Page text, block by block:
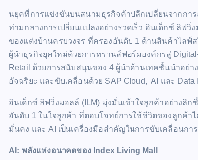
นยุคที่การแข่งขันบนสนามธุรกิจค้าปลีกเปลี่ยนจากกา
ท่ามกลางการเปลี่ยนแปลงอย่างรวดเร็ว อินเด็กซ์ ลิฟ
ของแต่งบ้านครบวงจร ที่ครองอันดับ 1 ด้านสินค้าไลฟ์
ผู้นำธุรกิจยุคใหม่ด้วยการทรานส์ฟอร์มองค์กรสู่
Retail ด้วยการสนับสนุนของ 4 ผู้นำด้านเทคชั้นนำอย่า
อัจฉริยะ และขับเคลื่อนด้วย SAP Cloud, AI และ
อินเด็กซ์ ลิฟวิ่งมอลล์ (ILM) มุ่งมั่นเข้าใจลูกค้าอย่างลึ
อันดับ 1 ในใจลูกค้า ที่ตอบโจทย์การใช้ชีวิตของลูกค้าไ
มั่นคง และ AI เป็นเครื่องมือสำคัญในการขับเคลื่อนการ
AI: พลังแห่งอนาคตของIndex Living Mall